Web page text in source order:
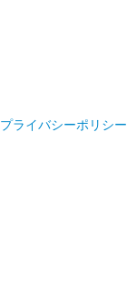
プライバシーポリシー